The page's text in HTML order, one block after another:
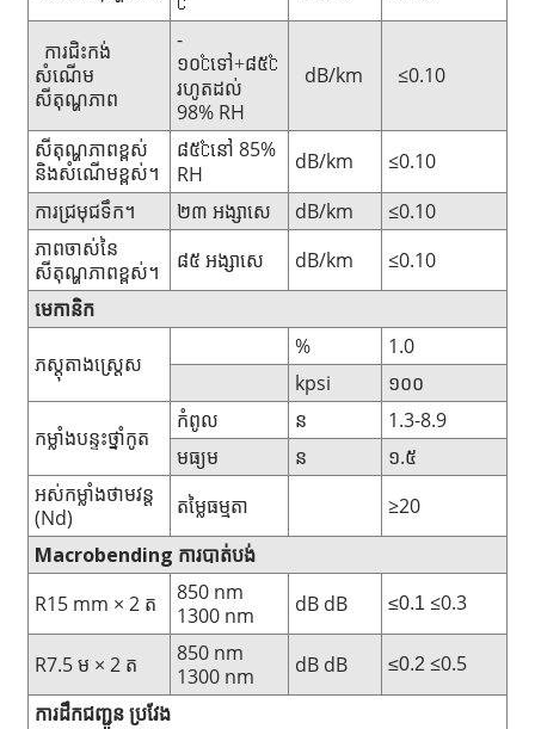
ការជិះកង់
សំណើម
សីតុណ្ហភាព
-
១០℃ទៅ+៨៥℃
រហូតដល់
98% RH
dB/km ≤0.10
សីតុណ្ហភាពខ្ពស់
និងសំណើមខ្ពស់។
៨៥℃នៅ 85%
RH
dB/km
≤0.10
ការជ្រមុជទឹក។
២៣ អង្សាសេ dB/km
≤0.10
ភាពចាស់នៃ
សីតុណ្ហភាពខ្ពស់។
៨៥ អង្សាសេ dB/km
≤0.10
មេកានិក
ភស្តុតាងស្ត្រេស
%
1.0
kpsi
១០០
កម្លាំងបន្ទះថ្នាំកូត
កំពូល ន
1.3-8.9
មធ្យម
ន
១.៥
អស់កម្លាំងថាមវន្ត
(Nd)
តម្លៃធម្មតា
≥20
Macrobending ការបាត់បង់
R15 mm × 2 ត
850 nm
1300 nm
dB dB ≤0.1 ≤0.3
R7.5 ម × 2 ត
850 nm
1300 nm
dB dB ≤0.2 ≤0.5
ការដឹកជញ្ជូនប្រវែង